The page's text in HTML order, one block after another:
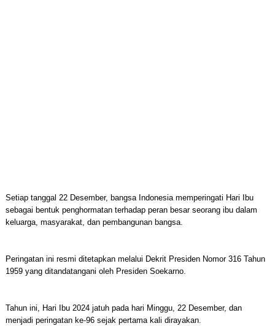
Setiap tanggal 22 Desember, bangsa Indonesia memperingati Hari Ibu
sebagai bentuk penghormatan terhadap peran besar seorang ibu dalam
keluarga, masyarakat, dan pembangunan bangsa.
Peringatan ini resmi ditetapkan melalui Dekrit Presiden Nomor 316 Tahun
1959 yang ditandatangani oleh Presiden Soekarno.
Tahun ini, Hari Ibu 2024 jatuh pada hari Minggu, 22 Desember, dan
menjadi peringatan ke-96 sejak pertama kali dirayakan.